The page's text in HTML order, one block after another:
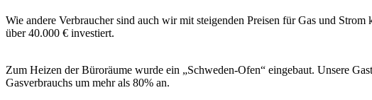
Wie andere Verbraucher sind auch wir mit steigenden Preisen für Gas und
über 40.000 € investiert.
Zum Heizen der Büroräume wurde ein „Schweden-Ofen“ eingebaut. Unsere
Gasverbrauchs um mehr als 80% an.